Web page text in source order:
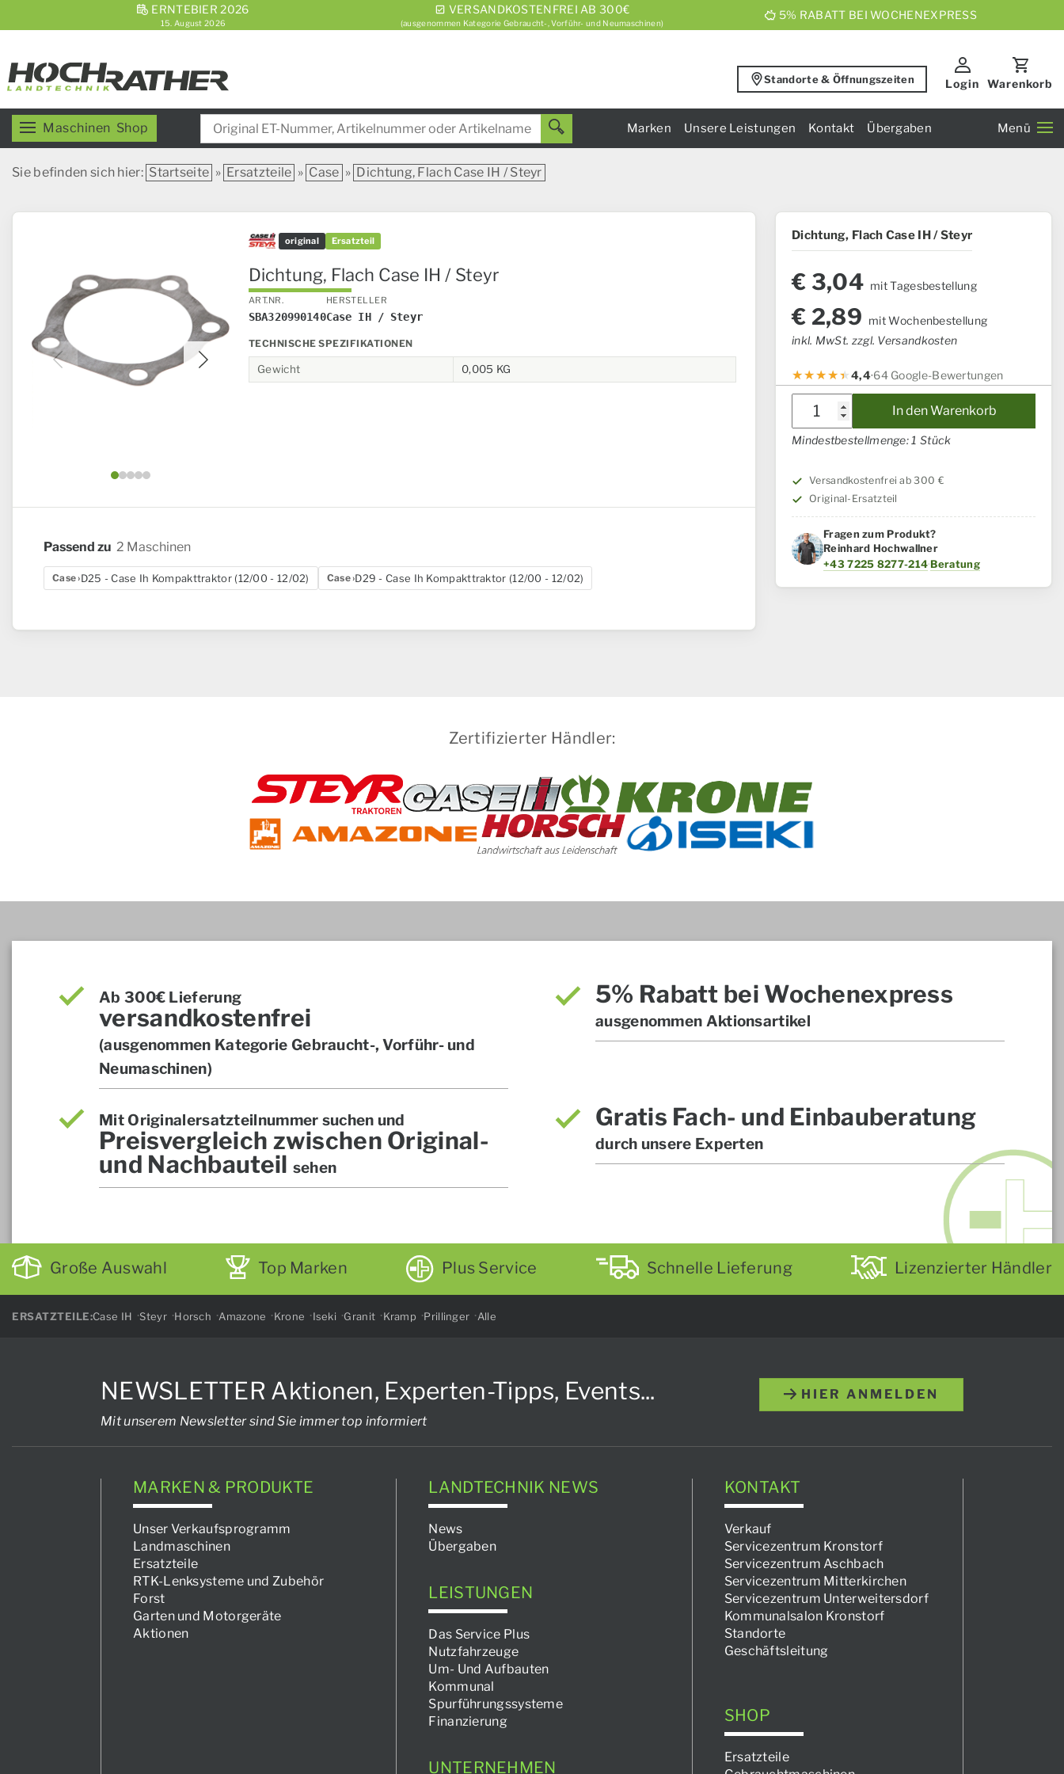
ERNTEBIER 2026
15. August 2026
VERSANDKOSTENFREI AB 300€
(ausgenommen Kategorie Gebraucht-, Vorführ- und Neumaschinen)
5% RABATT BEI WOCHENEXPRESS
Standorte & Öffnungszeiten Login Warenkorb
Maschinen Shop Marken Unsere Leistungen Kontakt Übergaben Menü
Sie befinden sich hier: Startseite » Ersatzteile » Case » Dichtung, Flach Case IH / Steyr
original Ersatzteil
Dichtung, Flach Case IH / Steyr
ART.NR.
SBA320990140
HERSTELLER
Case IH / Steyr
TECHNISCHE SPEZIFIKATIONEN
Gewicht 0,005 KG
Passend zu 2 Maschinen
Case D25 - Case Ih Kompakttraktor (12/00 - 12/02) Case D29 - Case Ih Kompakttraktor (12/00 - 12/02)
Dichtung, Flach Case IH / Steyr
€ 3,04 mit Tagesbestellung
€ 2,89 mit Wochenbestellung
inkl. MwSt. zzgl. Versandkosten
4,4·64 Google-Bewertungen
Dichtung,
Flach
Case
Steyr
Menge
In den Warenkorb
Mindestbestellmenge: 1 Stück
Versandkostenfrei ab 300 €
Original-Ersatzteil
Fragen zum Produkt?
Reinhard Hochwallner
+43 7225 8277-214·Beratung
Zertifizierter Händler:
Ab 300€ Lieferung
versandkostenfrei
(ausgenommen Kategorie Gebraucht-, Vorführ- und
Neumaschinen)
5% Rabatt bei Wochenexpress
ausgenommen Aktionsartikel
Mit Originalersatzteilnummer suchen und
Preisvergleich zwischen Original-
und Nachbauteil sehen
Gratis Fach- und Einbauberatung
durch unsere Experten
Große Auswahl Top Marken Plus Service Schnelle Lieferung Lizenzierter Händler
ERSATZTEILE:Case IH Steyr Horsch Amazone Krone Iseki Granit Kramp Prillinger Alle
NEWSLETTER Aktionen, Experten-Tipps, Events...
Mit unserem Newsletter sind Sie immer top informiert
HIER ANMELDEN
MARKEN & PRODUKTE
Unser Verkaufsprogramm
Landmaschinen
Ersatzteile
RTK-Lenksysteme und Zubehör
Forst
Garten und Motorgeräte
Aktionen
LANDTECHNIK NEWS
News
Übergaben
LEISTUNGEN
Das Service Plus
Nutzfahrzeuge
Um- Und Aufbauten
Kommunal
Spurführungssysteme
Finanzierung
UNTERNEHMEN
KONTAKT
Verkauf
Servicezentrum Kronstorf
Servicezentrum Aschbach
Servicezentrum Mitterkirchen
Servicezentrum Unterweitersdorf
Kommunalsalon Kronstorf
Standorte
Geschäftsleitung
SHOP
Ersatzteile